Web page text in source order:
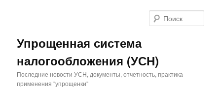
Упрощенная система
налогообложения (УСН)
Последние новости УСН, документы, отчетность, практика
применения "упрощенки"